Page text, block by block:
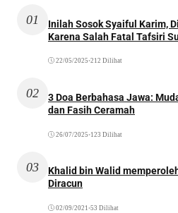
01
Inilah Sosok Syaiful Karim,
Karena Salah Fatal Tafsiri
22/05/2025 •212 Dilihat
02
3 Doa Berbahasa Jawa:
dan Fasih Ceramah
26/07/2025 •123 Dilihat
03
Khalid bin Walid
Diracun
02/09/2021 •53 Dilihat